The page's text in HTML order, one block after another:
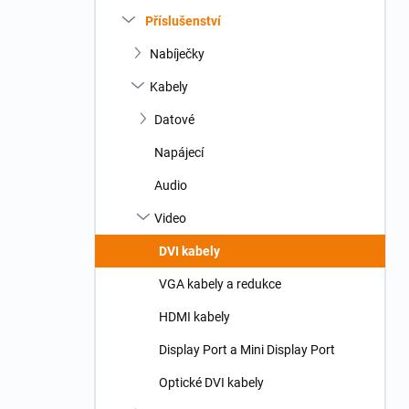
Příslušenství
Nabíječky
Kabely
Datové
Napájecí
Audio
Video
DVI kabely
VGA kabely a redukce
HDMI kabely
Display Port a Mini Display Port
Optické DVI kabely